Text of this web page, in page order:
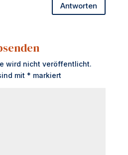
Antworten
wird nicht veröffentlicht.
mit * markiert